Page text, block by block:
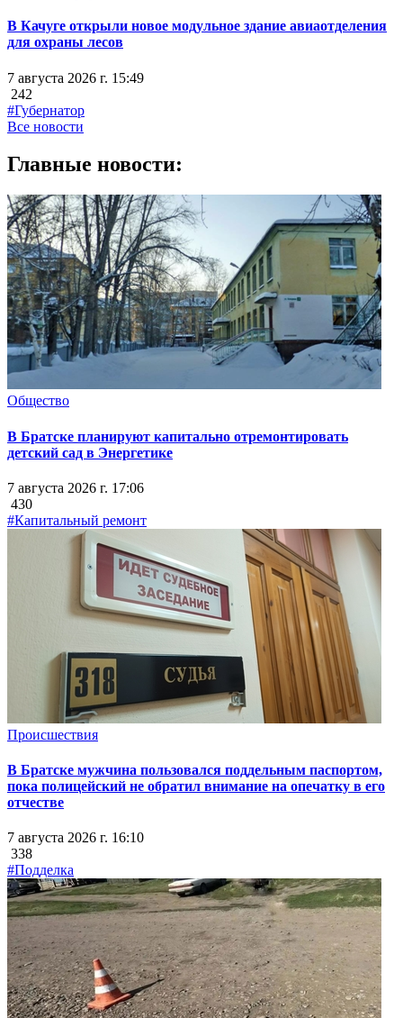
В Качуге открыли новое модульное здание авиаотделения
для охраны лесов
7 августа 2026 г. 15:49
242
#Губернатор
Все новости
Главные новости:
Общество
В Братске планируют капитально отремонтировать
детский сад в Энергетике
7 августа 2026 г. 17:06
430
#Капитальный ремонт
Происшествия
В Братске мужчина пользовался поддельным паспортом,
пока полицейский не обратил внимание на опечатку в его
отчестве
7 августа 2026 г. 16:10
338
#Подделка